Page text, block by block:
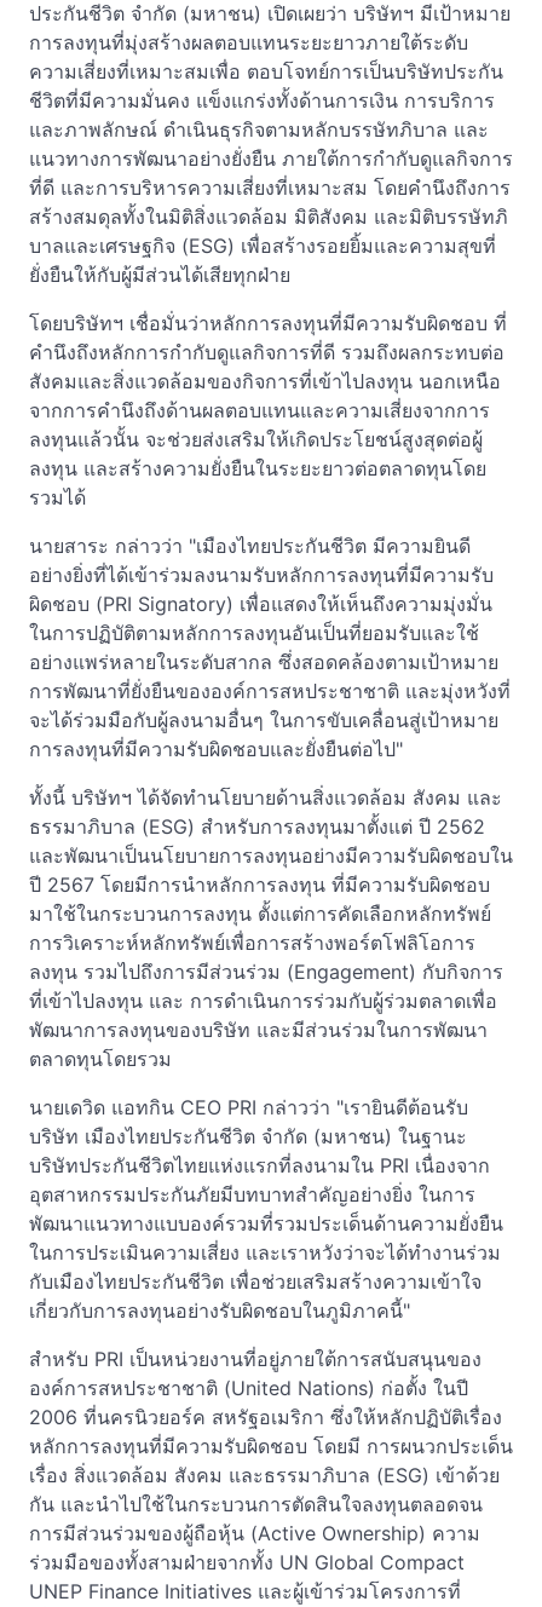
ประกันชีวิต จำกัด (มหาชน) เปิดเผยว่า บริษัทฯ มีเป้าหมาย
การลงทุนที่มุ่งสร้างผลตอบแทนระยะยาวภายใต้ระดับ
ความเสี่ยงที่เหมาะสมเพื่อ ตอบโจทย์การเป็นบริษัทประกัน
ชีวิตที่มีความมั่นคง แข็งแกร่งทั้งด้านการเงิน การบริการ
และภาพลักษณ์ ดำเนินธุรกิจตามหลักบรรษัทภิบาล และ
แนวทางการพัฒนาอย่างยั่งยืน ภายใต้การกำกับดูแลกิจการ
ที่ดี และการบริหารความเสี่ยงที่เหมาะสม โดยคำนึงถึงการ
สร้างสมดุลทั้งในมิติสิ่งแวดล้อม มิติสังคม และมิติบรรษัทภิ
บาลและเศรษฐกิจ (ESG) เพื่อสร้างรอยยิ้มและความสุขที่
ยั่งยืนให้กับผู้มีส่วนได้เสียทุกฝ่าย
โดยบริษัทฯ เชื่อมั่นว่าหลักการลงทุนที่มีความรับผิดชอบ ที่
คำนึงถึงหลักการกำกับดูแลกิจการที่ดี รวมถึงผลกระทบต่อ
สังคมและสิ่งแวดล้อมของกิจการที่เข้าไปลงทุน นอกเหนือ
จากการคำนึงถึงด้านผลตอบแทนและความเสี่ยงจากการ
ลงทุนแล้วนั้น จะช่วยส่งเสริมให้เกิดประโยชน์สูงสุดต่อผู้
ลงทุน และสร้างความยั่งยืนในระยะยาวต่อตลาดทุนโดย
รวมได้
นายสาระ กล่าวว่า "เมืองไทยประกันชีวิต มีความยินดี
อย่างยิ่งที่ได้เข้าร่วมลงนามรับหลักการลงทุนที่มีความรับ
ผิดชอบ (PRI Signatory) เพื่อแสดงให้เห็นถึงความมุ่งมั่น
ในการปฏิบัติตามหลักการลงทุนอันเป็นที่ยอมรับและใช้
อย่างแพร่หลายในระดับสากล ซึ่งสอดคล้องตามเป้าหมาย
การพัฒนาที่ยั่งยืนขององค์การสหประชาชาติ และมุ่งหวังที่
จะได้ร่วมมือกับผู้ลงนามอื่นๆ ในการขับเคลื่อนสู่เป้าหมาย
การลงทุนที่มีความรับผิดชอบและยั่งยืนต่อไป"
ทั้งนี้ บริษัทฯ ได้จัดทำนโยบายด้านสิ่งแวดล้อม สังคม และ
ธรรมาภิบาล (ESG) สำหรับการลงทุนมาตั้งแต่ ปี 2562
และพัฒนาเป็นนโยบายการลงทุนอย่างมีความรับผิดชอบใน
ปี 2567 โดยมีการนำหลักการลงทุน ที่มีความรับผิดชอบ
มาใช้ในกระบวนการลงทุน ตั้งแต่การคัดเลือกหลักทรัพย์
การวิเคราะห์หลักทรัพย์เพื่อการสร้างพอร์ตโฟลิโอการ
ลงทุน รวมไปถึงการมีส่วนร่วม (Engagement) กับกิจการ
ที่เข้าไปลงทุน และ การดำเนินการร่วมกับผู้ร่วมตลาดเพื่อ
พัฒนาการลงทุนของบริษัท และมีส่วนร่วมในการพัฒนา
ตลาดทุนโดยรวม
นายเดวิด แอทกิน CEO PRI กล่าวว่า "เรายินดีต้อนรับ
บริษัท เมืองไทยประกันชีวิต จำกัด (มหาชน) ในฐานะ
บริษัทประกันชีวิตไทยแห่งแรกที่ลงนามใน PRI เนื่องจาก
อุตสาหกรรมประกันภัยมีบทบาทสำคัญอย่างยิ่ง ในการ
พัฒนาแนวทางแบบองค์รวมที่รวมประเด็นด้านความยั่งยืน
ในการประเมินความเสี่ยง และเราหวังว่าจะได้ทำงานร่วม
กับเมืองไทยประกันชีวิต เพื่อช่วยเสริมสร้างความเข้าใจ
เกี่ยวกับการลงทุนอย่างรับผิดชอบในภูมิภาคนี้"
สำหรับ PRI เป็นหน่วยงานที่อยู่ภายใต้การสนับสนุนของ
องค์การสหประชาชาติ (United Nations) ก่อตั้ง ในปี
2006 ที่นครนิวยอร์ค สหรัฐอเมริกา ซึ่งให้หลักปฏิบัติเรื่อง
หลักการลงทุนที่มีความรับผิดชอบ โดยมี การผนวกประเด็น
เรื่อง สิ่งแวดล้อม สังคม และธรรมาภิบาล (ESG) เข้าด้วย
กัน และนำไปใช้ในกระบวนการตัดสินใจลงทุนตลอดจน
การมีส่วนร่วมของผู้ถือหุ้น (Active Ownership) ความ
ร่วมมือของทั้งสามฝ่ายจากทั้ง UN Global Compact
UNEP Finance Initiatives และผู้เข้าร่วมโครงการที่